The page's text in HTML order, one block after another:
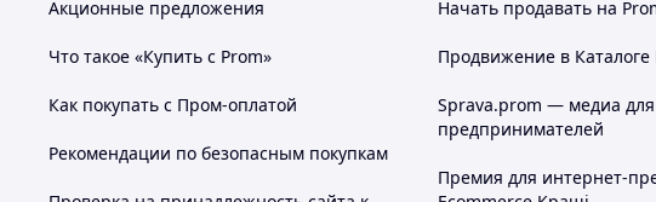
объемная камера сгорания;
герметичные дверки;
теплоизоляция корпуса;
порошковая покраска наружных поверхностей;
КПД 86 %;
возможность регулировать горение вручную, с помощью
Акционные предложения
Что такое «Купить с Prom»
Как покупать с Пром-оплатой
Рекомендации по безопасным покупкам
Начать продавать на
Продвижение в Каталоге
Sprava.prom — медиа для
предпринимателей
Премия для интернет-